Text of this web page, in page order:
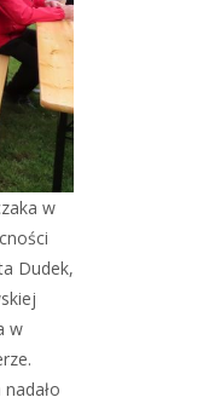
w
Dudek,
w